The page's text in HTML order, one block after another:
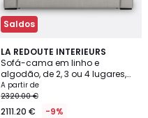
Saldos
LA REDOUTE INTERIEURS
Sofá-cama em linho e
algodão, de 2, 3 ou 4 lugares,
Comfort Bultex® Cécilia
A partir de
2320.00 €
2111.20 € -9%
3
Cores